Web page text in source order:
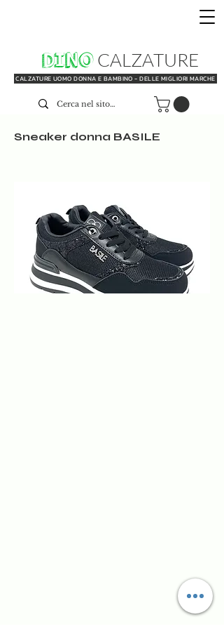
DINO
CALZATURE UOMO DONNA E BAMBINO - DELLE MIGLIORI MARCHE
CALZATURE
Sneaker donna BASILE